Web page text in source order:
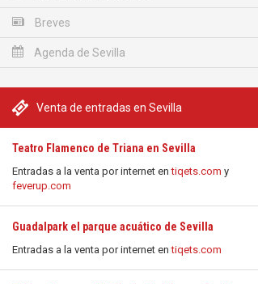
Breves
Agenda de Sevilla
Venta de entradas en Sevilla
Teatro Flamenco de Triana en Sevilla
Entradas a la venta por internet entiqets.com y
feverup.com
Guadalpark el parque acuático de Sevilla
Entradas a la venta por internet entiqets.com